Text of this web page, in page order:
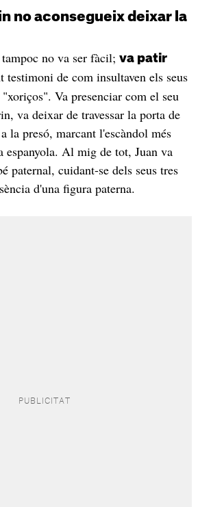
no aconsegueix deixar la
no va ser fàcil; va patir
testimoni de com insultaven els seus
Va presenciar com el seu
va deixar de travessar la porta de
la presó, marcant l'escàndol més
espanyola. Al mig de tot, Juan va
paternal, cuidant-se dels seus tres
d'una figura paterna.